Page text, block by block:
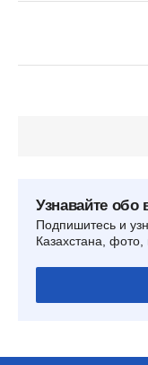
Узнавайте
Подпишитесь и
Казахстана, фото,